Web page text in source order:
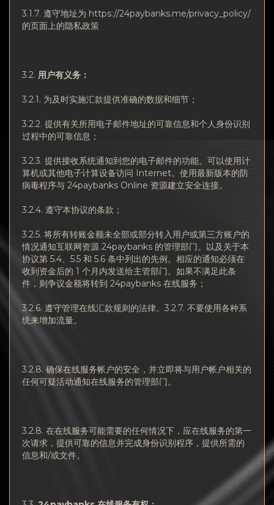
3.1.7. 遵守地址为 https://24paybanks.me/privacy_policy/
的页面上的隐私政策
3.2. 用户有义务：
3.2.1. 为及时实施汇款提供准确的数据和细节；
3.2.2. 提供有关所用电子邮件地址的可靠信息和个人身份识别
过程中的可靠信息；
3.2.3. 提供接收系统通知到您的电子邮件的功能。可以使用计
算机或其他电子计算设备访问 Internet。使用最新版本的防
病毒程序与 24paybanks Online 资源建立安全连接。
3.2.4. 遵守本协议的条款；
3.2.5. 将所有转账金额未全部或部分转入用户或第三方账户的
情况通知互联网资源 24paybanks 的管理部门。以及关于本
协议第 5.4、5.5 和 5.6 条中列出的先例。相应的通知必须在
收到资金后的 1 个月内发送给主管部门。如果不满足此条
件，则争议金额将转到 24paybanks 在线服务；
3.2.6. 遵守管理在线汇款规则的法律。3.2.7. 不要使用各种系
统来增加流量。
3.2.8. 确保在线服务帐户的安全，并立即将与用户帐户相关的
任何可疑活动通知在线服务的管理部门。
3.2.8. 在在线服务可能需要的任何情况下，应在线服务的第一
次请求，提供可靠的信息并完成身份识别程序，提供所需的
信息和/或文件。